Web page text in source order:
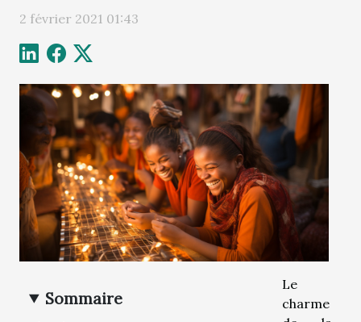
2 février 2021 01:43
Sommaire
Le
charme